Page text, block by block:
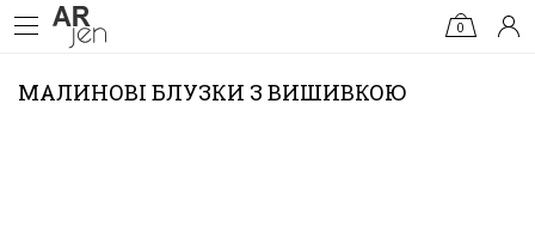
0
МАЛИНОВІ БЛУЗКИ З ВИШИВКОЮ